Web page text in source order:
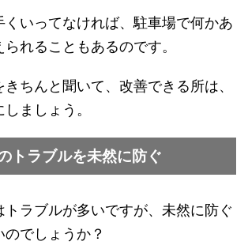
くいってなければ、駐車場で何かあ
れることもあるのです。
ちんと聞いて、改善できる所は、
ましょう。
トラブルを未然に防ぐ
トラブルが多いですが、未然に防ぐ
でしょうか？